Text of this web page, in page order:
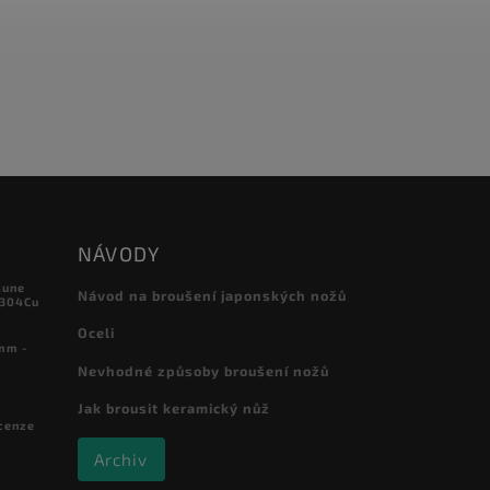
-
NÁVODY
Návod na broušení japonských nožů
Oceli
Nevhodné způsoby broušení nožů
Jak brousit keramický nůž
Archiv